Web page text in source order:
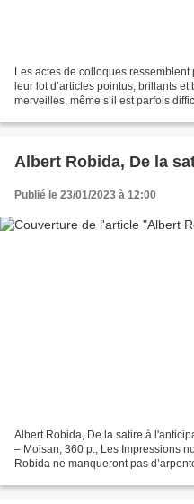
Les actes de colloques
leur lot d’articles pointus, brillants
merveilles, même s’il est parfois
Albert Robida, De la
Publié le 23/01/2023 à 12:00
Albert Robida, De la satire à
– Moisan, 360 p., Les Impressions
Robida ne manqueront pas